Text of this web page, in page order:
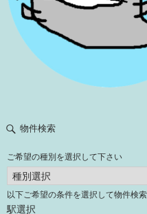
物件検索
ご希望の種別を選択して下さい
以下ご希望の条件を選択して物件検
駅選択